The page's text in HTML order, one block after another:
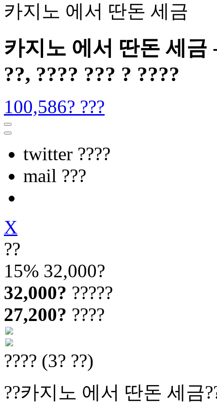
카지노 에서 딴돈 세금
카지노 에서 딴돈 세금
??, ???? ??? ? ????
100,586? ???
twitter ????
mail ???
X
??
15% 32,000?
32,000? ?????
27,200? ????
???? (3? ??)
??카지노 에서 딴돈 세금